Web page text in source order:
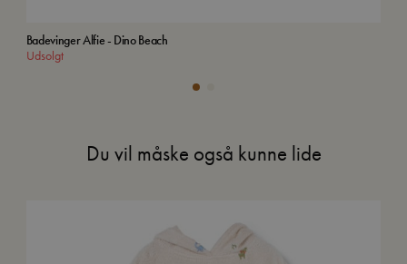
Badevinger Alfie - Dino Beach
Udsolgt
Du vil måske også kunne lide